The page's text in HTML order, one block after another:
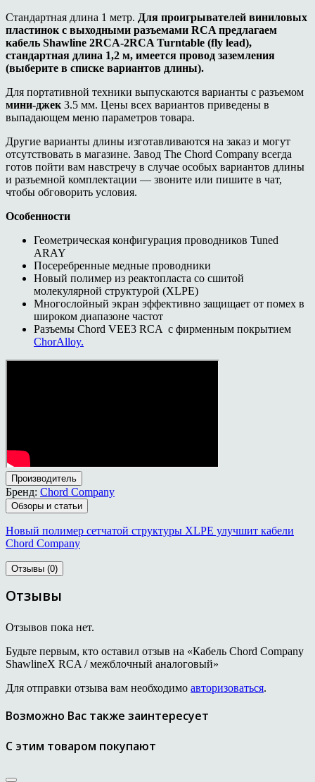
Стандартная длина 1 метр. Для проигрывателей виниловых
пластинок с выходными разъемами RCA предлагаем
кабель Shawline 2RCA-2RCA Turntable (fly lead),
стандартная длина 1,2 м, имеется провод заземления
(выберите в списке вариантов длины).
Для портативной техники выпускаются варианты с разъемом
мини-джек 3.5 мм. Цены всех вариантов приведены в
выпадающем меню параметров товара.
Другие варианты длины изготавливаются на заказ и могут
отсутствовать в магазине. Завод The Chord Company всегда
готов пойти вам навстречу в случае особых вариантов длины
и разъемной комплектации — звоните или пишите в чат,
чтобы обговорить условия.
Особенности
Геометрическая конфигурация проводников Tuned
ARAY
Посеребренные медные проводники
Новый полимер из реактопласта со сшитой
молекулярной структурой (XLPE)
Многослойный экран эффективно защищает от помех в
широком диапазоне частот
Разъемы Chord VEE3 RCA с фирменным покрытием
ChorAlloy.
Производитель
Бренд: Chord Company
Обзоры и статьи
Новый полимер сетчатой структуры XLPE улучшит кабели
Chord Company
Отзывы (0)
Отзывы
Отзывов пока нет.
Будьте первым, кто оставил отзыв на «Кабель Chord Company
ShawlineX RCA / межблочный аналоговый»
Для отправки отзыва вам необходимо авторизоваться.
Возможно Вас также заинтересует
С этим товаром покупают